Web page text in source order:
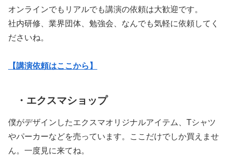
オンラインでもリアルでも講演の依頼は大歓迎です。
社内研修、業界団体、勉強会、なんでも気軽に依頼してく
ださいね。
【講演依頼はここから】
・エクスマショップ
僕がデザインしたエクスマオリジナルアイテム、Tシャツ
やパーカーなどを売っています。ここだけでしか買えませ
ん。一度見に来てね。